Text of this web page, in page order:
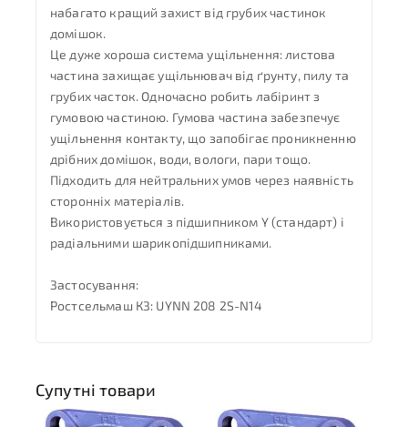
набагато кращий захист від грубих частинок
домішок.
Це дуже хороша система ущільнення: листова
частина захищає ущільнювач від ґрунту, пилу та
грубих часток. Одночасно робить лабіринт з
гумовою частиною. Гумова частина забезпечує
ущільнення контакту, що запобігає проникненню
дрібних домішок, води, вологи, пари тощо.
Підходить для нейтральних умов через наявність
сторонніх матеріалів.
Використовується з підшипником Y (стандарт) і
радіальними шарикопідшипниками.
Застосування:
Ростсельмаш КЗ: UYNN 208 2S-N14
Супутні товари